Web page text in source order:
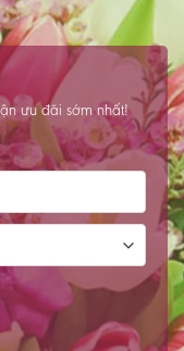
ưu đãi sớm nhất!